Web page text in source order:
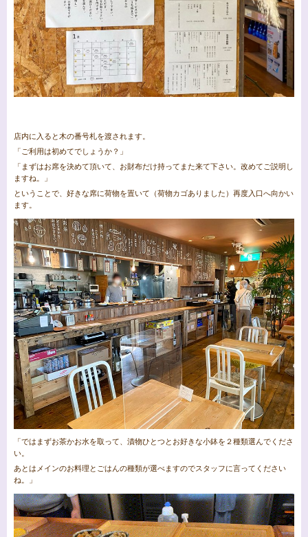
店内に入ると木の番号札を渡されます。
「ご利用は初めてでしょうか？」
「まずはお席を決めて頂いて、お財布だけ持ってまた来て下さい。改めてご説明し
ますね。」
ということで、好きな席に荷物を置いて（荷物カゴありました）再度入口へ向かい
ます。
「ではまずお茶かお水を取って、漬物ひとつとお好きな小鉢を２種類選んでくださ
い。
あとはメインのお料理とごはんの種類が選べますのでスタッフに言ってください
ね。」